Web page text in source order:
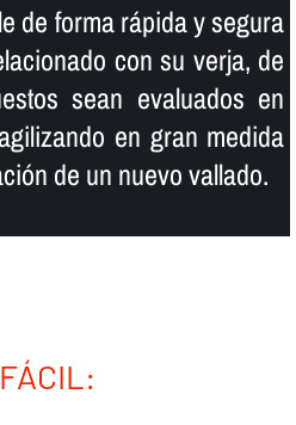
de forma rápida y segura
con su verja, de
sean evaluados en
en gran medida
de un nuevo vallado.